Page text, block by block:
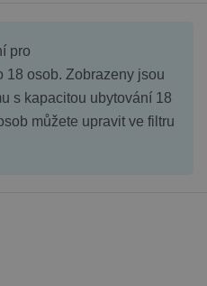
pro
18 osob. Zobrazeny jsou
s kapacitou ubytování 18
můžete upravit ve filtru